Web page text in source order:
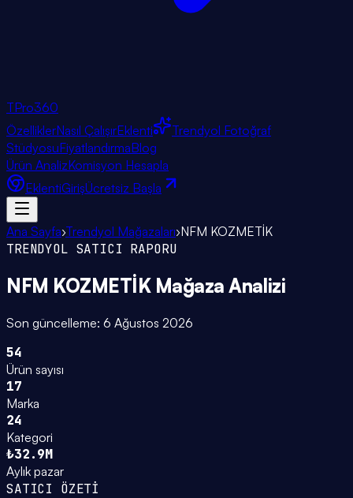
TPro360
ÖzelliklerNasıl ÇalışırEklenti
Trendyol Fotoğraf
StüdyosuFiyatlandırmaBlog
Ürün AnalizKomisyon Hesapla
EklentiGirişÜcretsiz Başla
Ana Sayfa›Trendyol Mağazaları›NFM KOZMETİK
TRENDYOL SATICI RAPORU
NFM KOZMETİK Mağaza Analizi
Son güncelleme: 6 Ağustos 2026
54
Ürün sayısı
17
Marka
24
Kategori
₺32.9M
Aylık pazar
SATICI ÖZETİ